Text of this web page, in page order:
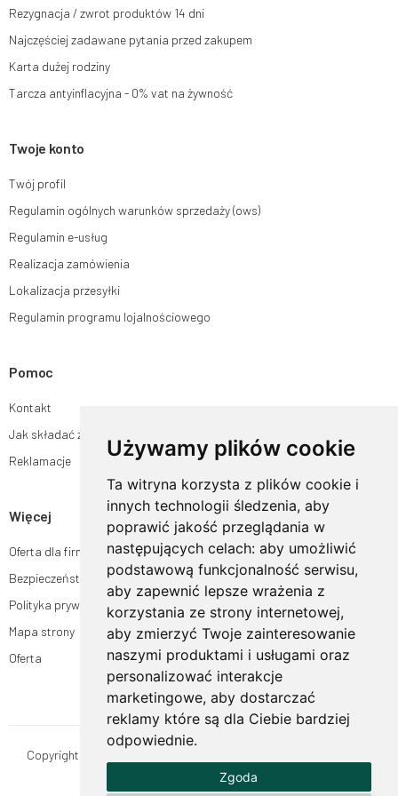
Używamy plików cookie
Ta witryna korzysta z plików cookie i
innych technologii śledzenia, aby
poprawić jakość przeglądania w
następujących celach: aby umożliwić
podstawową funkcjonalność serwisu,
aby zapewnić lepsze wrażenia z
korzystania ze strony internetowej,
aby zmierzyć Twoje zainteresowanie
naszymi produktami i usługami oraz
personalizować interakcje
marketingowe, aby dostarczać
reklamy które są dla Ciebie bardziej
odpowiednie.
Zgoda
Więcej informacji:www.mouton.pl/ODO
Rezygnacja / zwrot produktów 14 dni
Najczęściej zadawane pytania przed zakupem
Karta dużej rodziny
Tarcza antyinflacyjna - 0% vat na żywność
Twoje konto
Twój profil
Regulamin ogólnych warunków sprzedaży (ows)
Regulamin e-usług
Realizacja zamówienia
Lokalizacja przesyłki
Regulamin programu lojalnościowego
Pomoc
Kontakt
Jak składać zamówienia w sklepie ogrodyhildegardy.pl?
Reklamacje
Więcej
Oferta dla firm
Bezpieczeństwo płatności
Polityka prywatności
Mapa strony
Oferta
Copyright © OgrodyHildegardy.pl. Wszystkie prawa zastrzeżone.
MOUTON interactive